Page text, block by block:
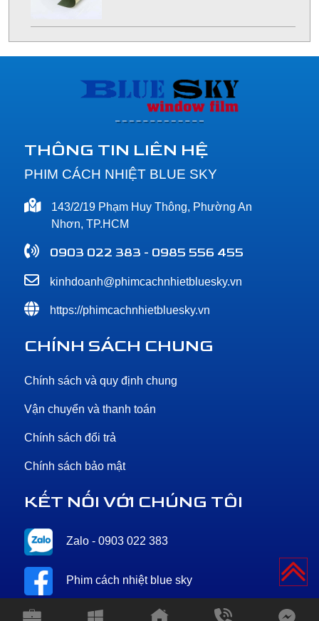
THÔNG TIN LIÊN HỆ
PHIM CÁCH NHIỆT BLUE SKY
143/2/19 Phạm Huy Thông, Phường An
Nhơn, TP.HCM
0903 022 383 - 0985 556 455
kinhdoanh@phimcachnhietbluesky.vn
https://phimcachnhietbluesky.vn
CHÍNH SÁCH CHUNG
Chính sách và quy định chung
Vận chuyển và thanh toán
Chính sách đổi trả
Chính sách bảo mật
KẾT NỐI VỚI CHÚNG TÔI
Zalo - 0903 022 383
Phim cách nhiệt blue sky